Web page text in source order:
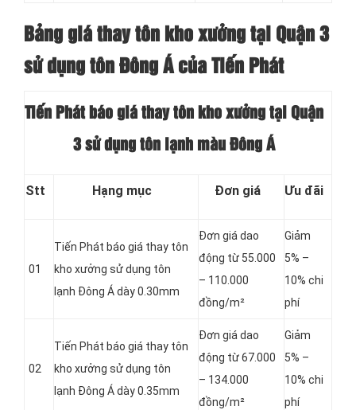
Bảng giá thay tôn kho xưởng tại Quận 3
sử dụng tôn Đông Á của Tiến Phát
Tiến Phát báo giá thay tôn kho xưởng tại Quận
3 sử dụng tôn lạnh màu Đông Á
Stt Hạng mục Đơn giá Ưu đãi
01
Tiến Phát báo giá thay tôn
kho xưởng sử dụng tôn
lạnh Đông Á dày 0.30mm
Đơn giá dao
động từ 55.000
– 110.000
đồng/m²
Giảm
5% –
10% chi
phí
02
Tiến Phát báo giá thay tôn
kho xưởng sử dụng tôn
lạnh Đông Á dày 0.35mm
Đơn giá dao
động từ 67.000
– 134.000
đồng/m²
Giảm
5% –
10% chi
phí